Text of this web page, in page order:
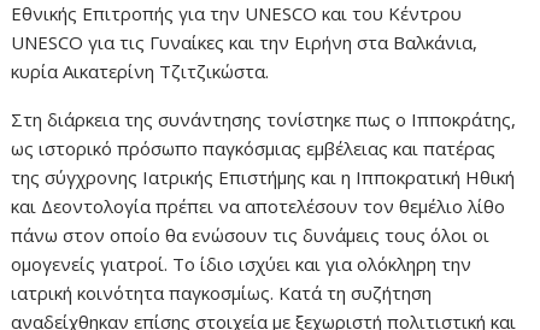
Εθνικής Επιτροπής για την UNESCO και του Κέντρου
UNESCO για τις Γυναίκες και την Ειρήνη στα Βαλκάνια,
κυρία Αικατερίνη Τζιτζικώστα.
Στη διάρκεια της συνάντησης τονίστηκε πως ο Ιπποκράτης,
ως ιστορικό πρόσωπο παγκόσμιας εμβέλειας και πατέρας
της σύγχρονης Ιατρικής Επιστήμης και η Ιπποκρατική Ηθική
και Δεοντολογία πρέπει να αποτελέσουν τον θεμέλιο λίθο
πάνω στον οποίο θα ενώσουν τις δυνάμεις τους όλοι οι
ομογενείς γιατροί. Το ίδιο ισχύει και για ολόκληρη την
ιατρική κοινότητα παγκοσμίως. Κατά τη συζήτηση
αναδείχθηκαν επίσης στοιχεία με ξεχωριστή πολιτιστική και